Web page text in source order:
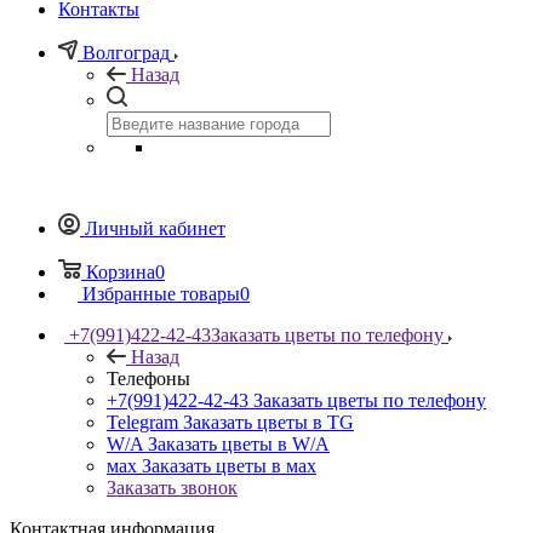
Контакты
Волгоград
Назад
Личный кабинет
Корзина0
Избранные товары0
+7(991)422-42-43Заказать цветы по телефону
Назад
Телефоны
+7(991)422-42-43 Заказать цветы по телефону
Telegram Заказать цветы в TG
W/A Заказать цветы в W/A
мах Заказать цветы в мах
Заказать звонок
Контактная информация